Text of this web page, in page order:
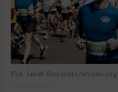
Fot. Jakub Sierański/strona